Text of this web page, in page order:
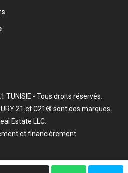
TUNISIE - Tous droits réservés.
21 et C21® sont des marques
Estate LLC.
et financièrement